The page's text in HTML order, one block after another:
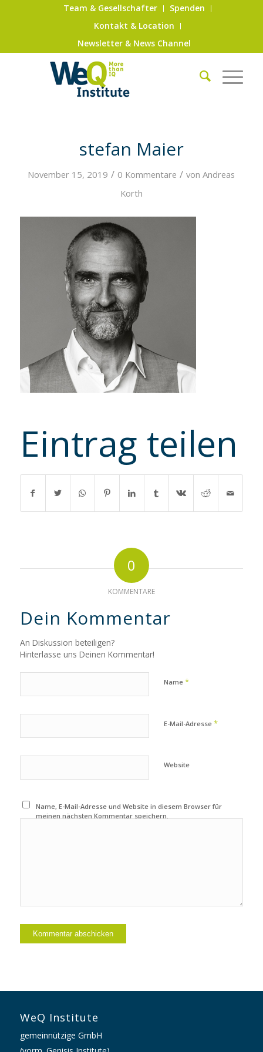
Team & Gesellschafter
Spenden
Kontakt & Location
Newsletter & News Channel
stefan Maier
November 15, 2019 / 0 Kommentare / vonAndreas
Korth
Eintrag teilen
0
KOMMENTARE
Dein Kommentar
An Diskussion beteiligen?
Hinterlasse uns Deinen Kommentar!
Name *
E-Mail-Adresse *
Website
Name, E-Mail-Adresse und Website in diesem Browser für
meinen nächsten Kommentar speichern.
WeQ Institute
gemeinnützige GmbH